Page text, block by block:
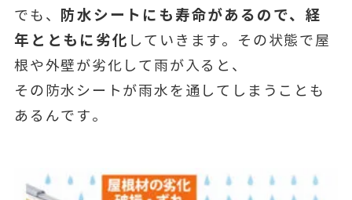
でも、
防水シートにも寿命があるので、経
年とともに劣化 していきます。その状態で屋
根や外壁が劣化して雨が入ると、
その防水シートが雨水を通してしまうことも
あるんです。